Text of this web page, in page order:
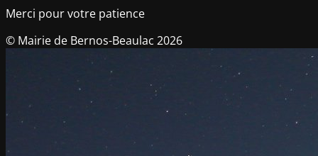
Merci pour votre patience
© Mairie de Bernos-Beaulac 2026